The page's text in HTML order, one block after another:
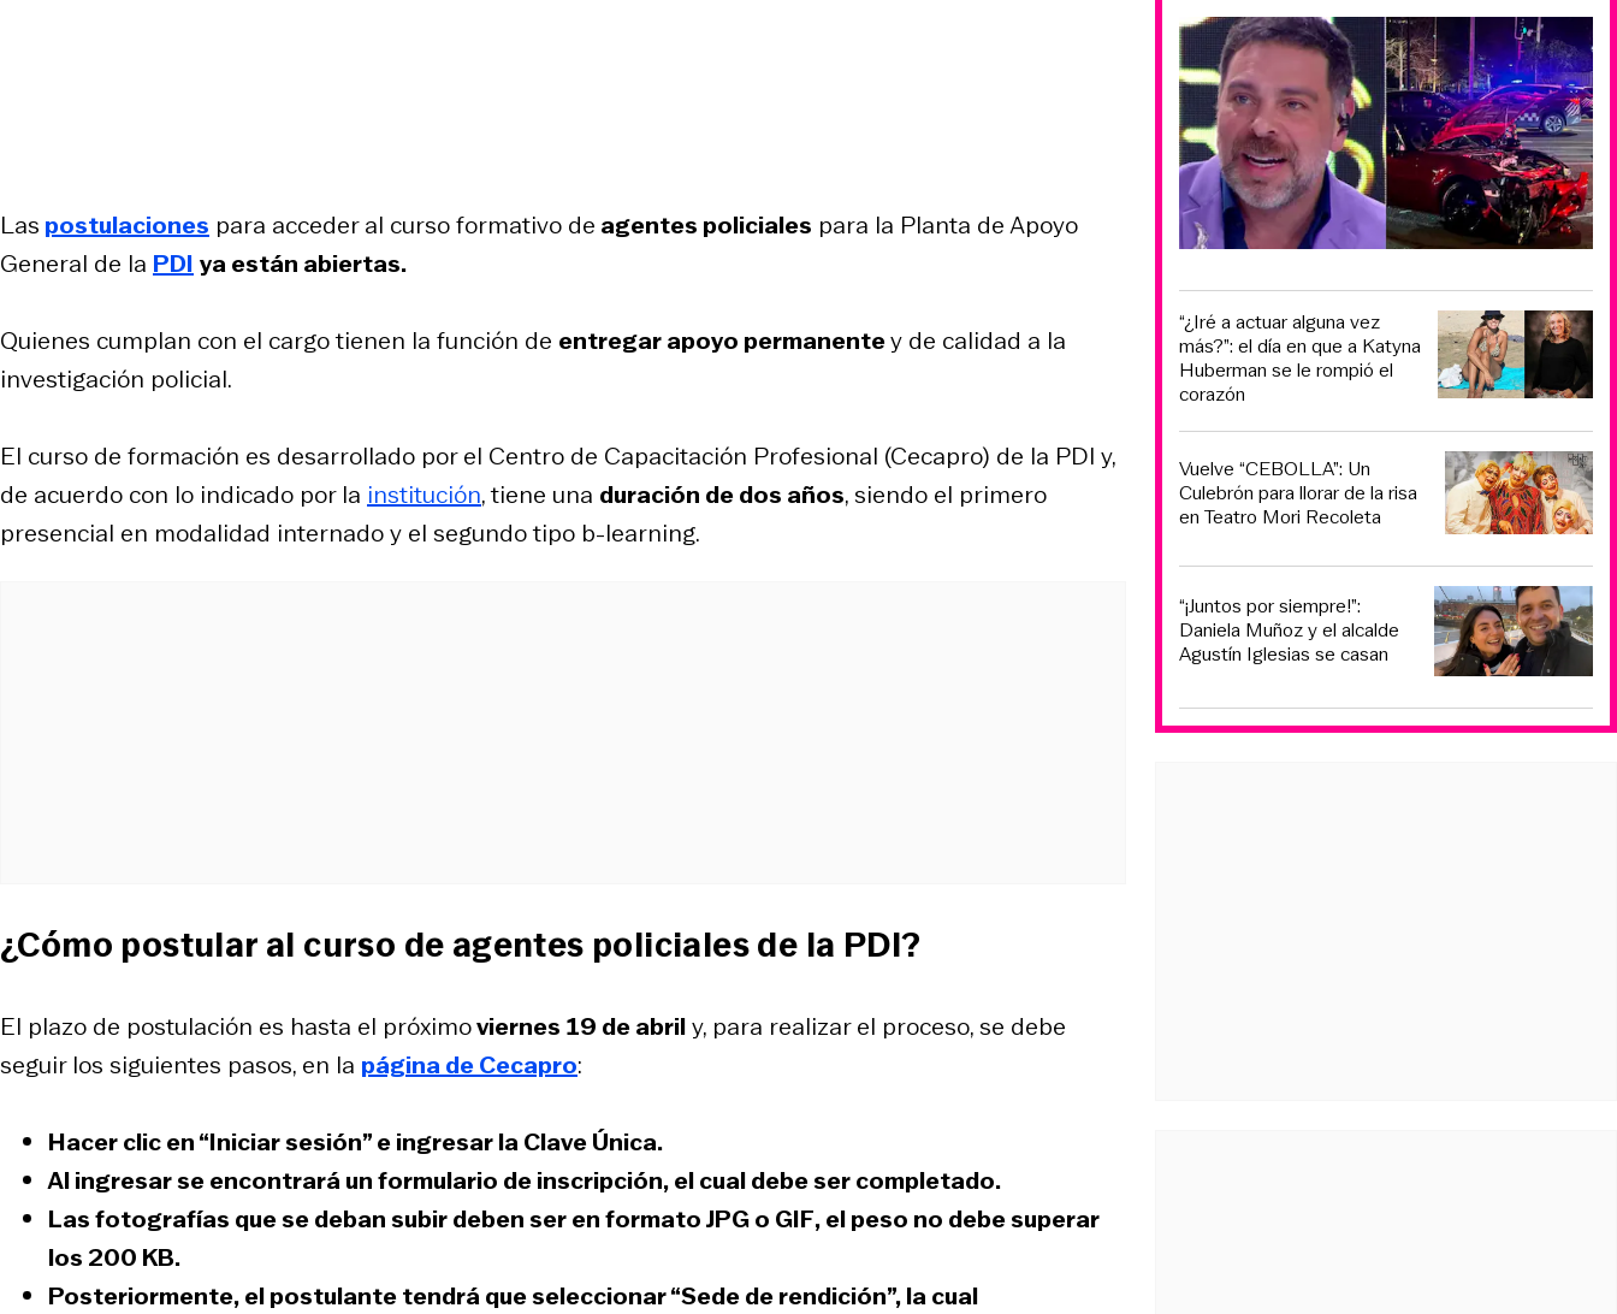
Las postulaciones para acceder al curso formativo de agentes policiales para la Planta de Apoyo
General de la PDI ya están abiertas.
Quienes cumplan con el cargo tienen la función de entregar apoyo permanentey de calidad a la
investigación policial.
El curso de formación es desarrollado por el Centro de Capacitación Profesional (Cecapro) de la PDI y,
de acuerdo con lo indicado por la institución, tiene una duración de dos años, siendo el primero
presencial en modalidad internado y el segundo tipo b-learning.
¿Cómo postular al curso de agentes policiales de la PDI?
El plazo de postulación es hasta el próximoviernes 19 de abrily, para realizar el proceso, se debe
seguir los siguientes pasos, en la página de Cecapro:
Hacer clic en “Iniciar sesión” e ingresar laClave Única.
Al ingresar se encontrará unformulario de inscripción, el cual debe ser completado.
Las fotografías que se deban subir deben ser en formatoJPG o GIF, el peso no debe superar
los 200 KB.
Posteriormente, el postulante tendrá que seleccionar “Sede de rendición”, la cual
“¿Iré a actuar alguna vez
más?”: el día en que a Katyna
Huberman se le rompió el
corazón
Vuelve “CEBOLLA”: Un
Culebrón para llorar de la risa
en Teatro Mori Recoleta
“¡Juntos por siempre!”:
Daniela Muñoz y el alcalde
Agustín Iglesias se casan